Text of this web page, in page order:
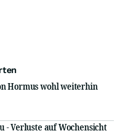
Hormus wohl weiterhin
- Verluste auf Wochensicht